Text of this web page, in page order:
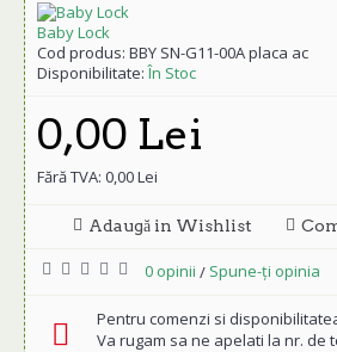
Baby Lock
Cod produs: BBY SN-G11-00A placa ac
Disponibilitate:În Stoc
0,00 Lei
Fără TVA: 0,00 Lei
Adaugă in Wishlist
0 opinii / Spune-ţi opinia
Pentru comenzi si
Va rugam sa ne apelati la nr. de